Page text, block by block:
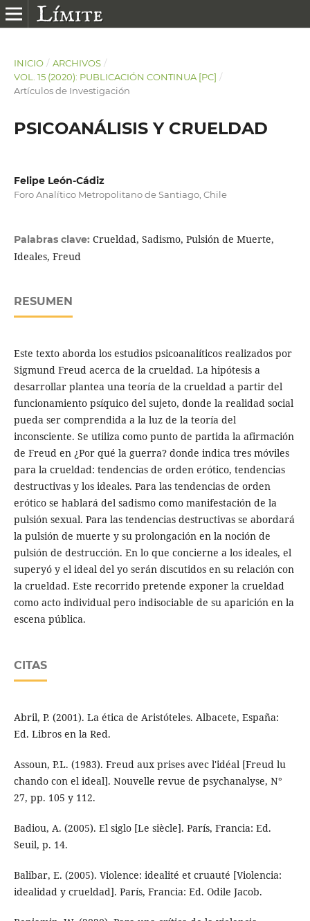
INICIO / ARCHIVOS /
VOL. 15 (2020): PUBLICACIÓN CONTINUA [PC] /
Artículos de Investigación
PSICOANÁLISIS Y CRUELDAD
Felipe León-Cádiz
Foro Analítico Metropolitano de Santiago, Chile
Palabras clave: Crueldad, Sadismo, Pulsión de Muerte,
Ideales, Freud
RESUMEN
Este texto aborda los estudios psicoanalíticos realizados por
Sigmund Freud acerca de la crueldad. La hipótesis a
desarrollar plantea una teoría de la crueldad a partir del
funcionamiento psíquico del sujeto, donde la realidad social
pueda ser comprendida a la luz de la teoría del
inconsciente. Se utiliza como punto de partida la afirmación
de Freud en ¿Por qué la guerra? donde indica tres móviles
para la crueldad: tendencias de orden erótico, tendencias
destructivas y los ideales. Para las tendencias de orden
erótico se hablará del sadismo como manifestación de la
pulsión sexual. Para las tendencias destructivas se abordará
la pulsión de muerte y su prolongación en la noción de
pulsión de destrucción. En lo que concierne a los ideales, el
superyó y el ideal del yo serán discutidos en su relación con
la crueldad. Este recorrido pretende exponer la crueldad
como acto individual pero indisociable de su aparición en la
escena pública.
CITAS
Abril, P. (2001). La ética de Aristóteles. Albacete, España:
Ed. Libros en la Red.
Assoun, P.L. (1983). Freud aux prises avec l'idéal [Freud lu
chando con el ideal]. Nouvelle revue de psychanalyse, N°
27, pp. 105 y 112.
Badiou, A. (2005). El siglo [Le siècle]. París, Francia: Ed.
Seuil, p. 14.
Balibar, E. (2005). Violence: idealité et cruauté [Violencia:
idealidad y crueldad]. París, Francia: Ed. Odile Jacob.